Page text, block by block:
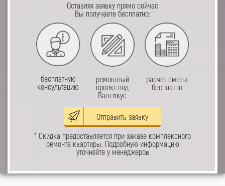
Оставляя заявку прямо сейчас
Вы получаете бесплатно:
бесплатную
консультацию
ремонтный
проект под
Ваш вкус
расчет сметы
бесплатно
Отправить заявку
* Скидка предоставляется при заказе комплексного
ремонта квартиры. Подробную информацию
уточняйте у менеджеров